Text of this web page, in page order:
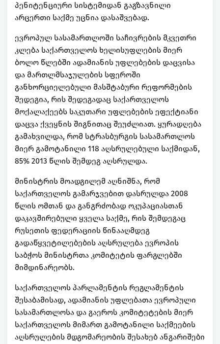
პენიტენციური სისტემიდან გაგზავნილი
არცერთი საქმე უცნია დასაშვებად.
ევროპულ სასამართლოში საჩივრების მკვეთრი
კლება საქართველოს ხელისუფლების მიერ
ბოლო წლებში ადამიანის უფლებების დაცვისა
და მართლმსაჯულების სფეროში
განხორციელებული მასშტაბური რეფორმების
შედეგია, რის შედეგადაც საქართველოს
მოქალაქეებს საკუთარი უფლებების ეფექტიანი
დაცვა ქვეყნის შიგნითაც შეუძლიათ. ყურადღება
გამახვილდა, რომ სტრასბურგის სასამართლოს
მიერ გამოტანილი 118 აღსრულებული საქმიდან,
85% 2013 წლის შემდეგ აღსრულდა.
მინისტრის მოადგილემ აღნიშნა, რომ
საქართველოს გამარჯვებით დასრულდა 2008
წლის ომთან და განგრძობად ოკუპაციასთან
დაკავშირებული ყველა საქმე, რის შემდეგაც
რუსეთის ფედერაციის წინააღმდეგ
გადაწყვეტილებების აღსრულება ევროპის
საბჭოს მინისტრთა კომიტეტის ფარგლებში
მიმდინარეობს.
საქართველოს პარლამენტის რეგლამენტის
შესაბამისად, ადამიანის უფლებათა ევროპული
სასამართლოსა და გაეროს კომიტეტების მიერ
საქართველოს მიმართ გამოტანილი საქმეების
აღსრულების მდგომარეობის შესახებ ანგარიშები